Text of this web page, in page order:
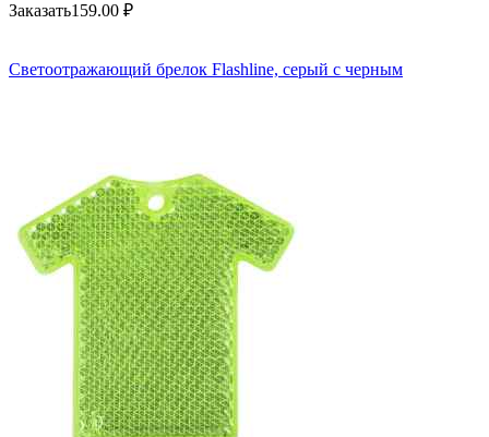
Заказать159.00 ₽
Светоотражающий брелок Flashline, серый с черным